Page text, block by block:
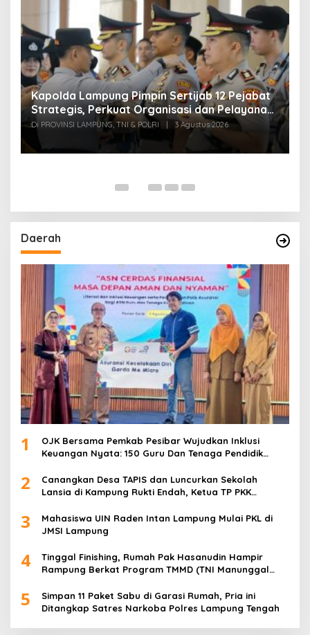
Kapolda Lampung Pimpin Sertijab 12 Pejabat
Strategis, Perkuat Organisasi dan Pelayanan
Polri Presisi
Di PROVINSI LAMPUNG, TNI & POLRI | 3 Agustus 2026
Daerah
1
OJK Bersama Pemkab Pesibar Wujudkan Inklusi
Keuangan Nyata: 150 Guru Dan Tenaga Pendidik
2
Canangkan Desa TAPIS dan Luncurkan Sekolah
Lansia di Kampung Rukti Endah, Ketua TP PKK
Desa
3
Mahasiswa UIN Raden Intan Lampung Mulai PKL di
JMSI Lampung
4
Tinggal Finishing, Rumah Pak Hasanudin Hampir
Rampung Berkat Program TMMD (TNI Manunggal
5
Simpan 11 Paket Sabu di Garasi Rumah, Pria ini
Ditangkap Satres Narkoba Polres Lampung Tengah